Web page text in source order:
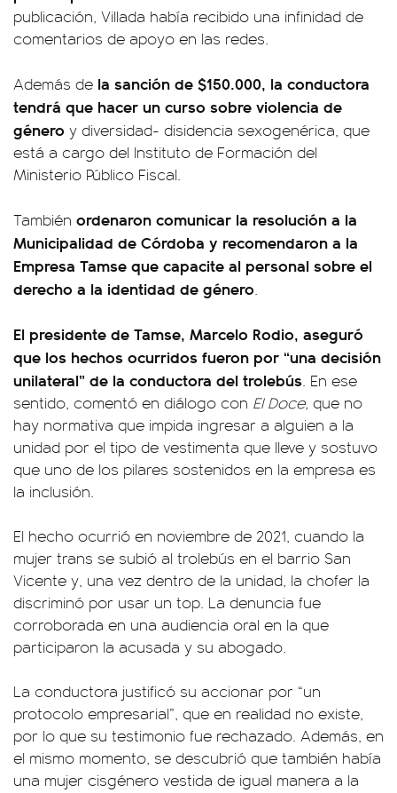
publicación, Villada había recibido una infinidad de
comentarios de apoyo en las redes.
Además de la sanción de $150.000, la conductora
tendrá que hacer un curso sobre violencia de
género y diversidad- disidencia sexogenérica, que
está a cargo del Instituto de Formación del
Ministerio Público Fiscal.
También ordenaron comunicar la resolución a la
Municipalidad de Córdoba y recomendaron a la
Empresa Tamse que capacite al personal sobre el
derecho a la identidad de género.
El presidente de Tamse, Marcelo Rodio, aseguró
que los hechos ocurridos fueron por “una decisión
unilateral” de la conductora del trolebús. En ese
sentido, comentó en diálogo con El Doce, que no
hay normativa que impida ingresar a alguien a la
unidad por el tipo de vestimenta que lleve y sostuvo
que uno de los pilares sostenidos en la empresa es
la inclusión.
El hecho ocurrió en noviembre de 2021, cuando la
mujer trans se subió al trolebús en el barrio San
Vicente y, una vez dentro de la unidad, la chofer la
discriminó por usar un top. La denuncia fue
corroborada en una audiencia oral en la que
participaron la acusada y su abogado.
La conductora justificó su accionar por “un
protocolo empresarial”, que en realidad no existe,
por lo que su testimonio fue rechazado. Además, en
el mismo momento, se descubrió que también había
una mujer cisgénero vestida de igual manera a la